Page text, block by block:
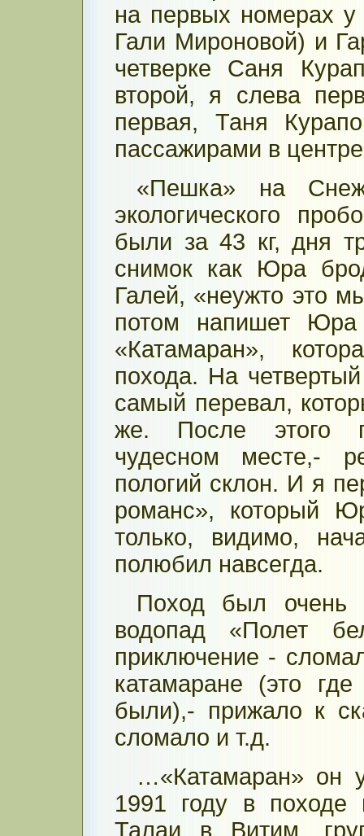
на первых номерах
Гали Мироновой) и
четверке Саня
второй, я слева
первая, Таня
пассажирами в
«Пешка» на
экологического
были за 43 кг, дня
снимок как Юра
Галей, «неужто это
потом напишет
«Катамаран»,
похода. На
самый перевал,
же. После этого
чудесном месте,-
пологий склон. И я
романс», который
только, видимо,
полюбил навсегда.
Поход был очень
водопад «Полет
приключение -
катамаране (это
были),- прижало к
сломало и т.д.
…«Катамаран» он
1991 году в
Талаи в Витим,